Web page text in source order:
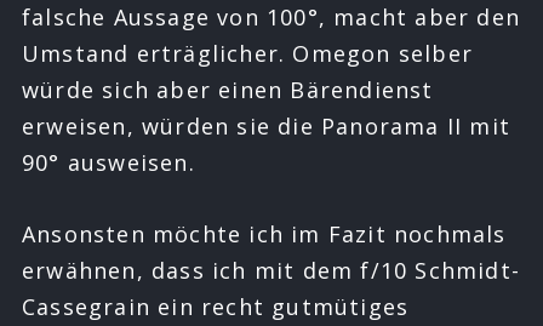
falsche Aussage von 100°, macht aber den
Umstand erträglicher. Omegon selber
würde sich aber einen Bärendienst
erweisen, würden sie die Panorama II mit
90° ausweisen.
Ansonsten möchte ich im Fazit nochmals
erwähnen, dass ich mit dem f/10 Schmidt-
Cassegrain ein recht gutmütiges